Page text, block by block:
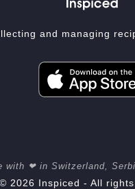
and managing
with ❤ in Switzerland,
© 2026 Inspiced - All rights